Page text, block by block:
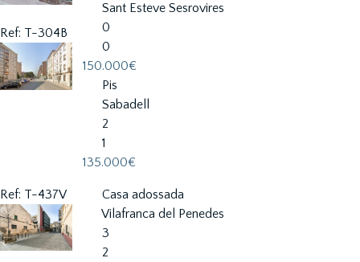
Sant Esteve Sesrovires
0
0
150.000€
Ref: T-304B
Pis
Sabadell
2
1
135.000€
Ref: T-437V
Casa adossada
Vilafranca del Penedes
3
2